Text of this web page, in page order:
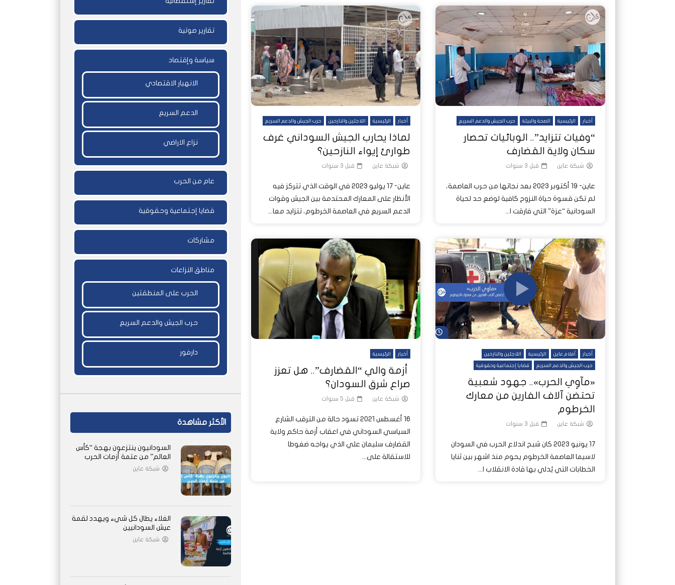
أخبار الرئيسية الصحة والبيئة حرب الجيش والدعم السريع
“وفيات تتزايد”.. الوبائيات تحصار
سكان ولاية القضارف
شبكة عاين قبل 3 سنوات
عاين- 19 أكتوبر 2023 بعد نجاتها من حرب العاصمة،
لم تكن قسوة حياة النزوح كافية لوضع حد لحياة
السودانية “عزة” التي فارقت ا...
أخبار الرئيسية اللاجئين والنازحين حرب الجيش والدعم السريع
لماذا يحارب الجيش السوداني غرف
طوارئ إيواء النازحين؟
شبكة عاين قبل 3 سنوات
عاين- 17 يوليو 2023 في الوقت الذي تتركز فيه
الأنظار على المعارك المحتدمة بين الجيش وقوات
الدعم السريع في العاصمة الخرطوم، تتزايد معا...
شاهد لاحقاً
أخبار أفلام عاين الرئيسية اللاجئين والنازحين
حرب الجيش والدعم السريع قضايا إجتماعية وحقوقية
«مآوِي الحرب».. جهود شعبية
تحتضن آلاف الفارين من معارك
الخرطوم
شبكة عاين قبل 3 سنوات
17 يونيو 2023 كان شبح اندلاع الحرب في السودان
لاسيما العاصمة الخرطوم يحوم منذ اشهر بين ثنايا
الخطابات التي يُدلي بها قادة الانقلاب ا...
أخبار الرئيسية
أزمة والي “القضارف”.. هل تعزز
صراع شرق السودان؟
شبكة عاين قبل 5 سنوات
16 أغسطس 2021 تسود حالة من الترقب الشارع
السياسي السوداني في اعقاب أزمة حاكم ولاية
القضارف سليمان علي الذي يواجه ضغوطا
للاستقالة على...
تقارير صوتية
سياسة وإقتصاد
الانهيار الاقتصادي
الدعم السريع
نزاع الاراضي
عام من الحرب
قضايا إجتماعية وحقوقية
مشاركات
مناطق النزاعات
الحرب على المنطقتين
حرب الجيش والدعم السريع
دارفور
الأكثر مشاهدة
السودانيون ينتزعون بهجة “كأس
العالم” من عتمة أزمات الحرب
شبكة عاين
الغلاء يطال كل شيء ويهدد لقمة
عيش السودانيين
شبكة عاين